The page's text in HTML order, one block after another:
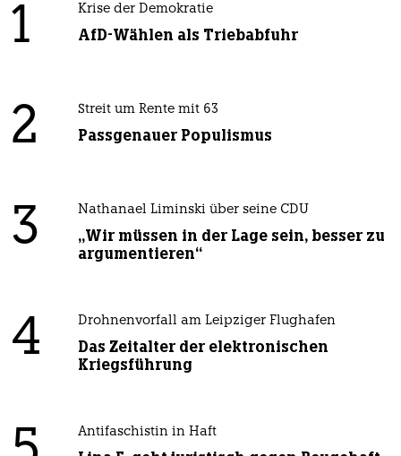
1 Krise der Demokratie
AfD-Wählen als Triebabfuhr
2 Streit um Rente mit 63
Passgenauer Populismus
3 Nathanael Liminski über seine CDU
„Wir müssen in der Lage sein, besser zu
argumentieren“
4 Drohnenvorfall am Leipziger Flughafen
Das Zeitalter der elektronischen
Kriegsführung
Antifaschistin in Haft